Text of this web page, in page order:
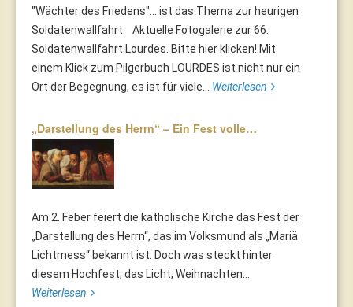
"Wächter des Friedens"... ist das Thema zur heurigen
Soldatenwallfahrt. Aktuelle Fotogalerie zur 66.
Soldatenwallfahrt Lourdes. Bitte hier klicken! Mit
einem Klick zum Pilgerbuch LOURDES ist nicht nur ein
Ort der Begegnung, es ist für viele... Weiterlesen
„Darstellung des Herrn“ – Ein Fest volle…
Am 2. Feber feiert die katholische Kirche das Fest der
„Darstellung des Herrn“, das im Volksmund als „Mariä
Lichtmess“ bekannt ist. Doch was steckt hinter
diesem Hochfest, das Licht, Weihnachten...
Weiterlesen